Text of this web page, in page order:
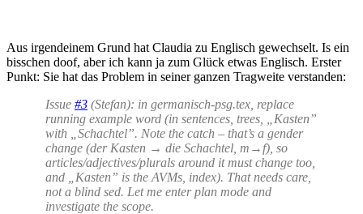
Aus irgendeinem Grund hat Claudia zu Englisch gewechselt. Is ein
bisschen doof, aber ich kann ja zum Glück etwas Englisch. Erster
Punkt: Sie hat das Problem in seiner ganzen Tragweite verstanden:
Issue #3 (Stefan): in germanisch-psg.tex, replace
running example word (in sentences, trees, „Kasten”
with „Schachtel”. Note the catch – that’s a gender
change (der Kasten → die Schachtel, m→f), so
articles/adjectives/plurals around it must change too,
and „Kasten” is the AVMs, index). That needs care,
not a blind sed. Let me enter plan mode and
investigate the scope.